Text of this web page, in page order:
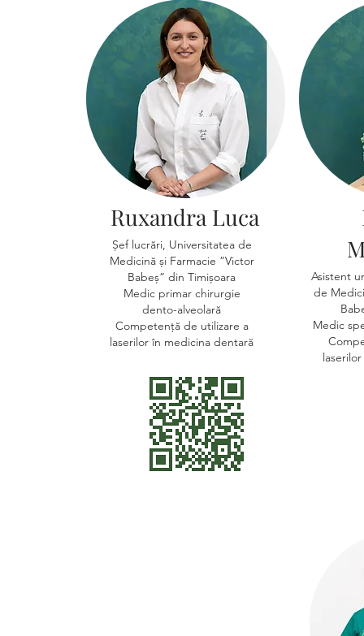
Ruxandra Luca
Șef lucrări, Universitatea de
Medicină și Farmacie ”Victor
Babeș” din Timișoara
Medic primar chirurgie
dento-alveolară
Competență de utilizare a
laserilor în medicina dentară
Asistent
de
Medic